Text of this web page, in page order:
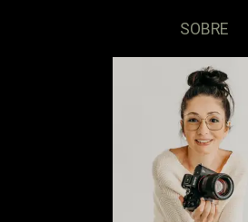
SOBRE